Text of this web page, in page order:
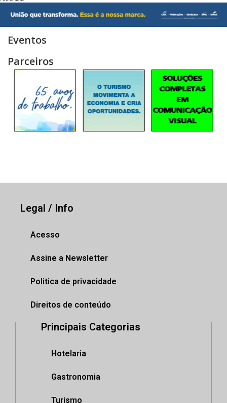
Eventos
Parceiros
Legal / Info
Acesso
Assine a Newsletter
Politica de privacidade
Direitos de conteúdo
Principais Categorias
Hotelaria
Gastronomia
Turismo